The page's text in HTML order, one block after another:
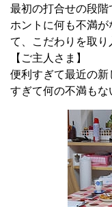
最初の打合せの段
ホントに何も不満
て、こだわりを取り
【ご主人さま】
便利すぎて最近の
すぎて何の不満もな